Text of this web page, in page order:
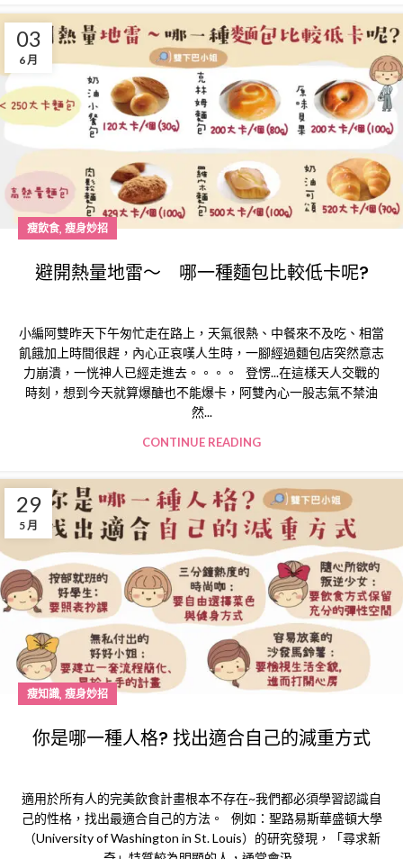
03
6 月
瘦飲食, 瘦身妙招
避開熱量地雷～ 哪一種麵包比較低卡呢?
小編阿雙昨天下午匆忙走在路上，天氣很熱、中餐來不及吃、相當
飢餓加上時間很趕，內心正哀嘆人生時，一腳經過麵包店突然意志
力崩潰，一恍神人已經走進去。。。。 登愣...在這樣天人交戰的
時刻，想到今天就算爆醣也不能爆卡，阿雙內心一股志氣不禁油
然...
CONTINUE READING
29
5 月
瘦知識, 瘦身妙招
你是哪一種人格? 找出適合自己的減重方式
適用於所有人的完美飲食計畫根本不存在~我們都必須學習認識自
己的性格，找出最適合自己的方法。 例如：聖路易斯華盛頓大學
（University of Washington in St. Louis）的研究發現，「尋求新